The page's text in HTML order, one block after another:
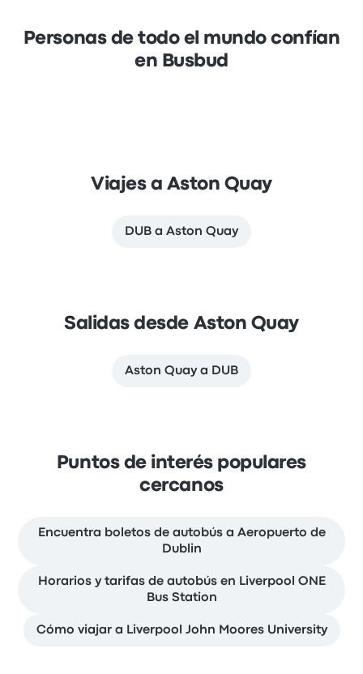
Personas de todo el mundo confían
en Busbud
Viajes a Aston Quay
DUB a Aston Quay
Salidas desde Aston Quay
Aston Quay a DUB
Puntos de interés populares
cercanos
Encuentra boletos de autobús a Aeropuerto de
Dublin
Horarios y tarifas de autobús en Liverpool ONE
Bus Station
Cómo viajar a Liverpool John Moores University